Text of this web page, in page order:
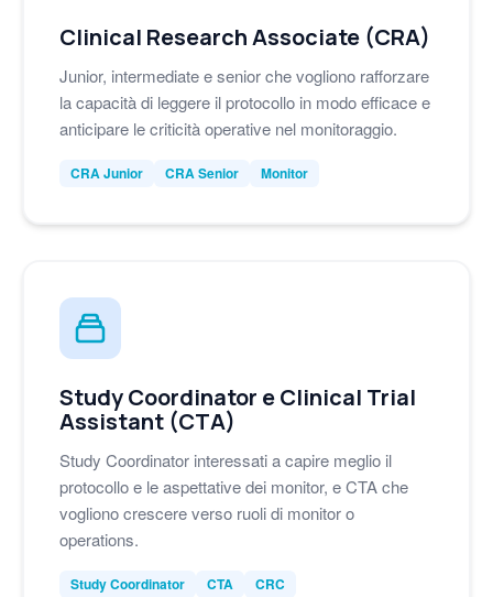
Clinical Research Associate (CRA)
Junior, intermediate e senior che vogliono rafforzare
la capacità di leggere il protocollo in modo efficace e
anticipare le criticità operative nel monitoraggio.
CRA Junior CRA Senior Monitor
Study Coordinator e Clinical Trial
Assistant (CTA)
Study Coordinator interessati a capire meglio il
protocollo e le aspettative dei monitor, e CTA che
vogliono crescere verso ruoli di monitor o
operations.
Study Coordinator CTA CRC